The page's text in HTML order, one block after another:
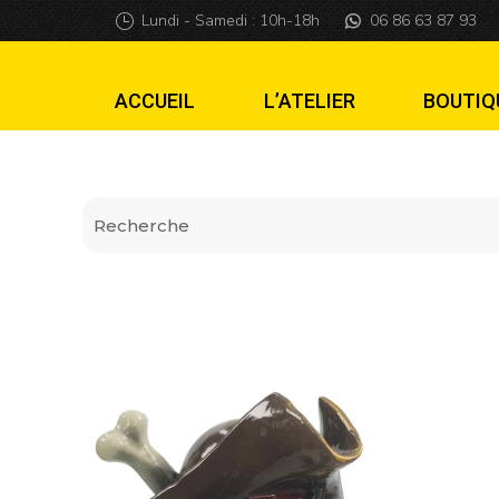
Lanceur Pirate
Lundi - Samedi : 10h-18h 06 86 63 87 93
ACCUEIL L’ATELIER